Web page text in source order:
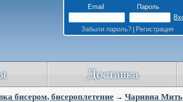
Email Пароль
Забыли пароль?| Регистрация
бисером, бисероплетение → Чаривна Мить